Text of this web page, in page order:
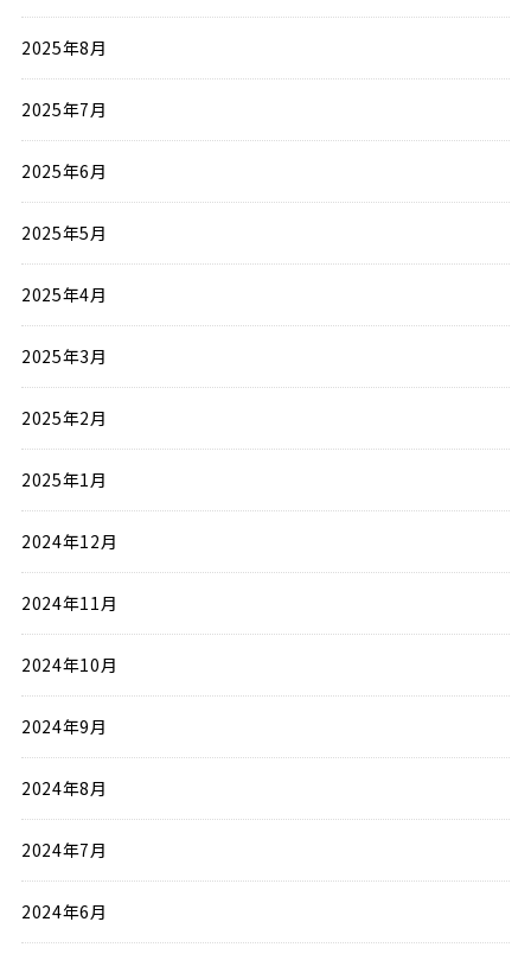
2025年8月
2025年7月
2025年6月
2025年5月
2025年4月
2025年3月
2025年2月
2025年1月
2024年12月
2024年11月
2024年10月
2024年9月
2024年8月
2024年7月
2024年6月